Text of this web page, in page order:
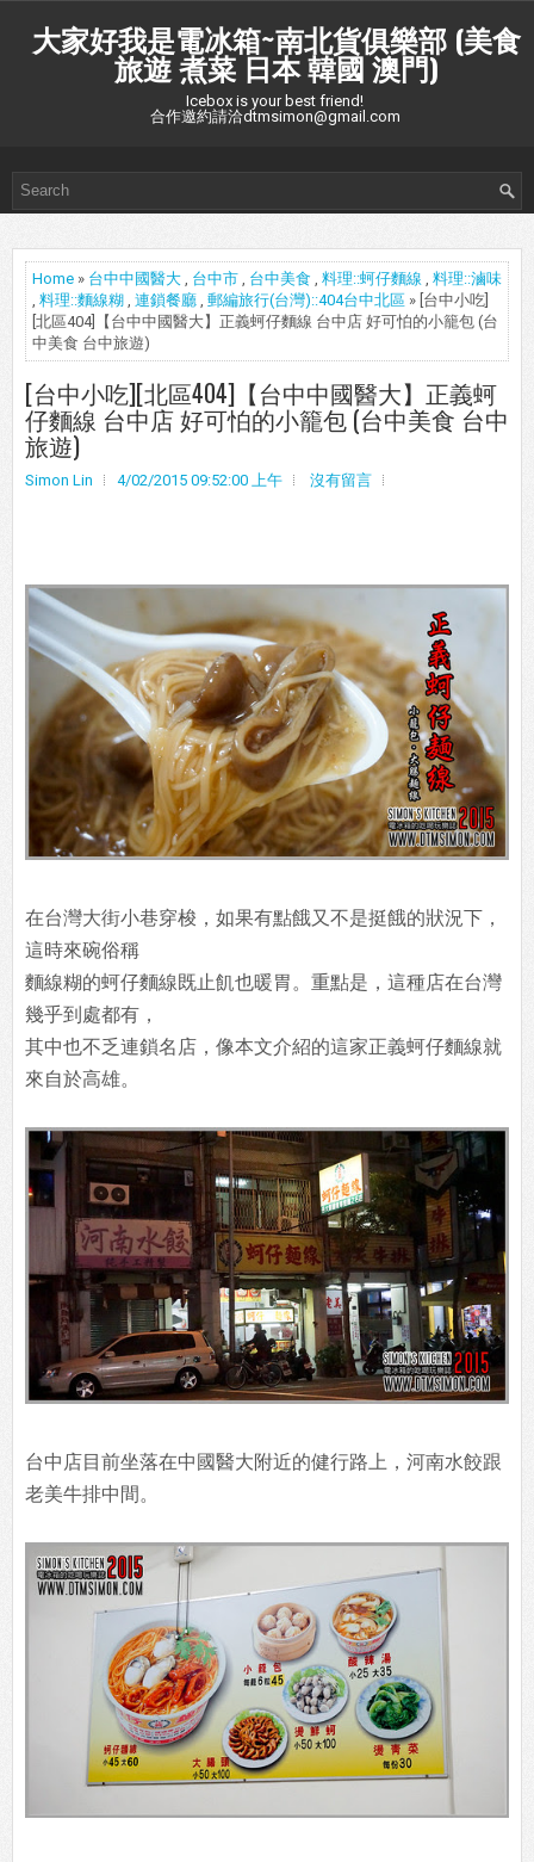
大家好我是電冰箱~南北貨俱樂部 (美食
旅遊 煮菜 日本 韓國 澳門)
Icebox is your best friend!
合作邀約請洽dtmsimon@gmail.com
Home » 台中中國醫大 , 台中市 , 台中美食 , 料理::蚵仔麵線 , 料理::滷味
, 料理::麵線糊 , 連鎖餐廳 , 郵編旅行(台灣)::404台中北區 » [台中小吃]
[北區404]【台中中國醫大】正義蚵仔麵線 台中店 好可怕的小籠包 (台
中美食 台中旅遊)
[台中小吃][北區404]【台中中國醫大】正義蚵
仔麵線 台中店 好可怕的小籠包 (台中美食 台中
旅遊)
Simon Lin 4/02/2015 09:52:00 上午 沒有留言
在台灣大街小巷穿梭，如果有點餓又不是挺餓的狀況下，
這時來碗俗稱
麵線糊的蚵仔麵線既止飢也暖胃。重點是，這種店在台灣
幾乎到處都有，
其中也不乏連鎖名店，像本文介紹的這家正義蚵仔麵線就
來自於高雄。
台中店目前坐落在中國醫大附近的健行路上，河南水餃跟
老美牛排中間。